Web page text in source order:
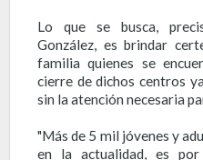
Lo que se busca,
González, es brindar
familia quienes se
cierre de dichos centros
sin la atención necesaria
"Más de 5 mil jóvenes y
en la actualidad, es